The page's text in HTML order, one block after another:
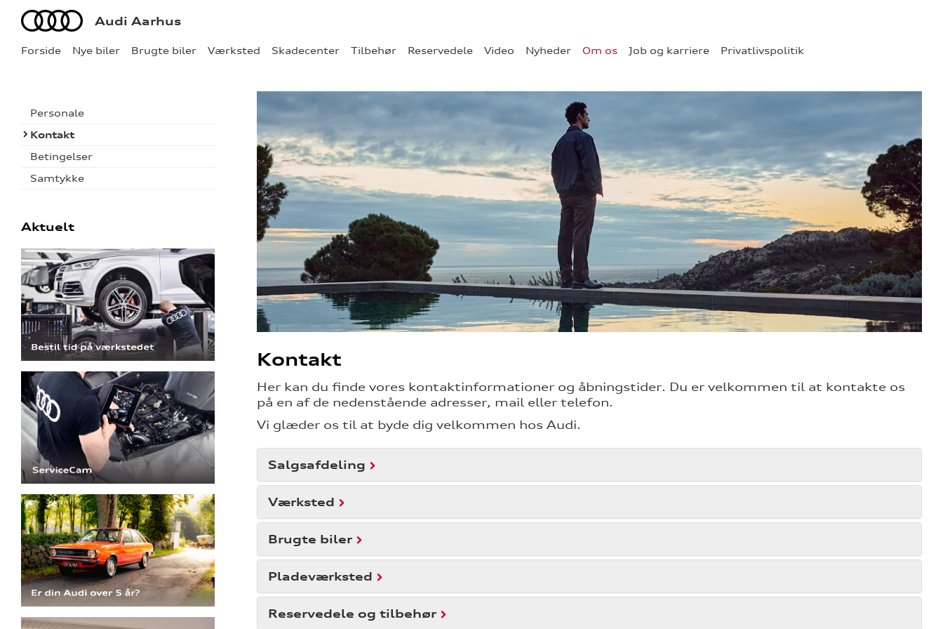
Forside Nye biler Brugte biler Værksted Skadecenter Tilbehør Reservedele Video Nyheder Om os Job og karriere Privatlivspolitik
Audi Audi Aarhus
Personale
Kontakt
Betingelser
Samtykke
Aktuelt
Kontakt
Her kan du finde vores kontaktinformationer og åbningstider. Du er velkommen til at kontakte os
på en af de nedenstående adresser, mail eller telefon.
Vi glæder os til at byde dig velkommen hos Audi.
Salgsafdeling
Værksted
Brugte biler
Pladeværksted
Reservedele og tilbehør